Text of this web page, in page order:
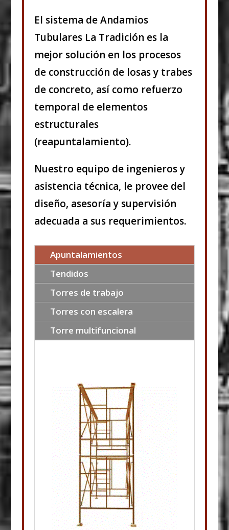
El sistema de Andamios
Tubulares La Tradición es la
mejor solución en los procesos
de construcción de losas y trabes
de concreto, así como refuerzo
temporal de elementos
estructurales
(reapuntalamiento).
Nuestro equipo de ingenieros y
asistencia técnica, le provee del
diseño, asesoría y supervisión
adecuada a sus requerimientos.
Apuntalamientos
Tendidos
Torres de trabajo
Torres con escalera
Torre multifuncional